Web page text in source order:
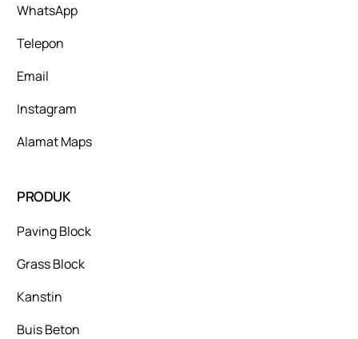
WhatsApp
Telepon
Email
Instagram
Alamat Maps
PRODUK
Paving Block
Grass Block
Kanstin
Buis Beton